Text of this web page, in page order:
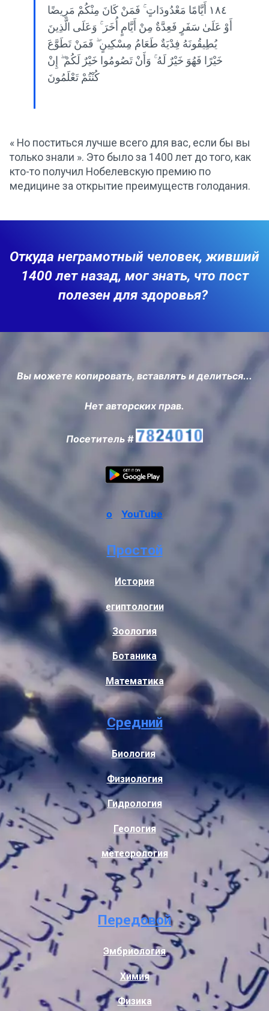
١٨٤ أَيَّامًا مَعْدُودَاتٍ ۚ فَمَنْ كَانَ مِنْكُمْ مَرِيضًا
أَوْ عَلَىٰ سَفَرٍ فَعِدَّةٌ مِنْ أَيَّامٍ أُخَرَ ۚ وَعَلَى الَّذِينَ
يُطِيقُونَهُ فِدْيَةٌ طَعَامُ مِسْكِينٍ ۖ فَمَنْ تَطَوَّعَ
خَيْرًا فَهُوَ خَيْرٌ لَهُ ۚ وَأَنْ تَصُومُوا خَيْرٌ لَكُمْ ۖ إِنْ
كُنْتُمْ تَعْلَمُونَ
« Но поститься лучше всего для вас, если бы вы
только знали ». Это было за 1400 лет до того, как
кто-то получил Нобелевскую премию по
медицине за открытие преимуществ голодания.
Откуда неграмотный человек, живший
1400 лет назад, мог знать, что пост
полезен для здоровья?
Вы можете копировать, вставлять и делиться...
Нет авторских прав.
Посетитель #
о YouTube
Простой
История
египтологии
Зоология
Ботаника
Математика
Средний
Биология
Физиология
Гидрология
Геология
метеорология
Передовой
Эмбриология
Химия
Физика